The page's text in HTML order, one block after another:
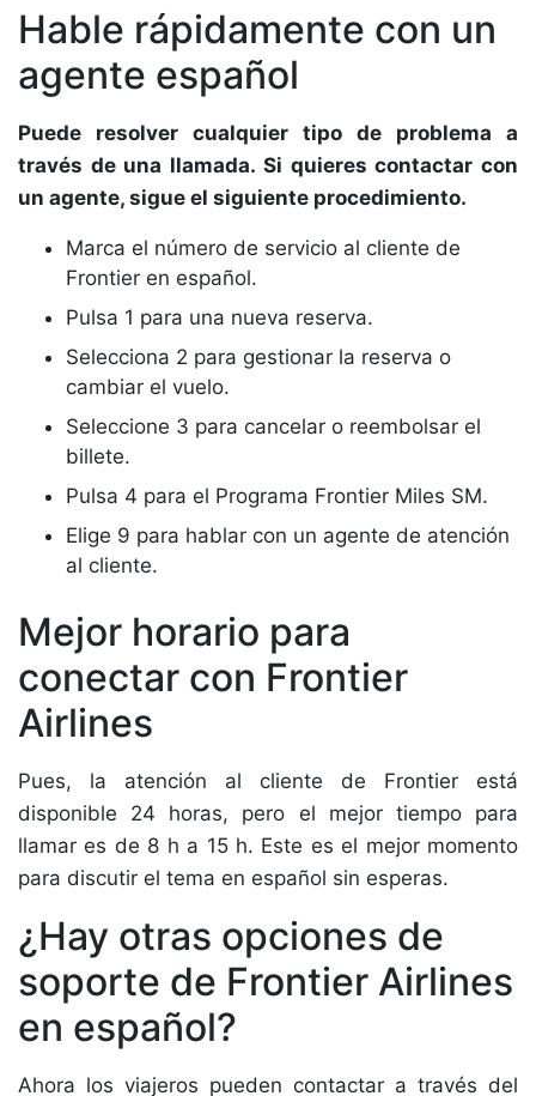
Hable rápidamente con un
agente español
Puede resolver cualquier tipo de problema a
través de una llamada. Si quieres contactar con
un agente, sigue el siguiente procedimiento.
Marca el número de servicio al cliente de
Frontier en español.
Pulsa 1 para una nueva reserva.
Selecciona 2 para gestionar la reserva o
cambiar el vuelo.
Seleccione 3 para cancelar o reembolsar el
billete.
Pulsa 4 para el Programa Frontier Miles SM.
Elige 9 para hablar con un agente de atención
al cliente.
Mejor horario para
conectar con Frontier
Airlines
Pues, la atención al cliente de Frontier está
disponible 24 horas, pero el mejor tiempo para
llamar es de 8 h a 15 h. Este es el mejor momento
para discutir el tema en español sin esperas.
¿Hay otras opciones de
soporte de Frontier Airlines
en español?
Ahora los viajeros pueden contactar a través del